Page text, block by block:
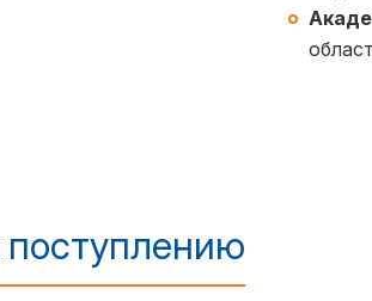
поступлению